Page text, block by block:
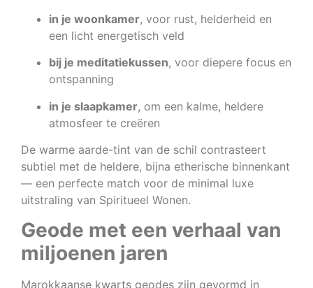
in je woonkamer, voor rust, helderheid en
een licht energetisch veld
bij je meditatiekussen, voor diepere focus en
ontspanning
in je slaapkamer, om een kalme, heldere
atmosfeer te creëren
De warme aarde-tint van de schil contrasteert
subtiel met de heldere, bijna etherische binnenkant
— een perfecte match voor de minimal luxe
uitstraling van Spiritueel Wonen.
Geode met een verhaal van
miljoenen jaren
Marokkaanse kwarts geodes zijn gevormd in